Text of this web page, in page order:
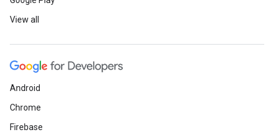
View all
Android
Chrome
Firebase